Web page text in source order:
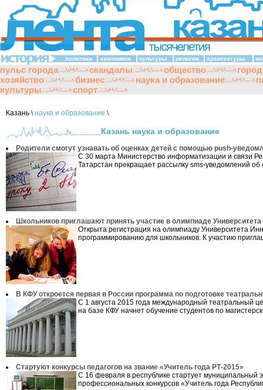
политики экономики культуры религии архитектуры
пульс города скандалы общество
хозяйство
бизнес наука и образование
культуры
спорт
Казань \ наука и образование \
Казань наука и образование
Родители смогут узнавать об оценках детей с помощью push-
С 30 марта Министерство информатизации и связи
Татарстан прекращает рассылку sms-уведомлений об
Школьников приглашают принять участие в олимпиаде
Открыта регистрация на олимпиаду Университета
программированию для школьников. К участию
В КФУ откроется первая в России программа по подготовке
С 1 августа 2015 года международный театральный
на базе КФУ начнет обучение студентов по
Стартуют конкурсы педагогов на звание «Учитель года РТ-2015»
С 16 февраля в республике стартует муниципальный
профессиональных конкурсов «Учитель года